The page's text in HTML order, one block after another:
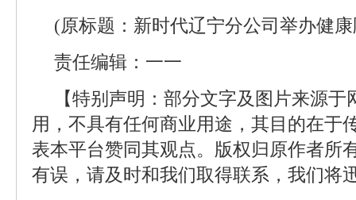
(原标题：新时代辽宁分公司举办健
责任编辑：一一
【特别声明：部分文字及图片来源
用，不具有任何商业用途，其目的在于
表本平台赞同其观点。版权归原作者所
有误，请及时和我们取得联系，我们将